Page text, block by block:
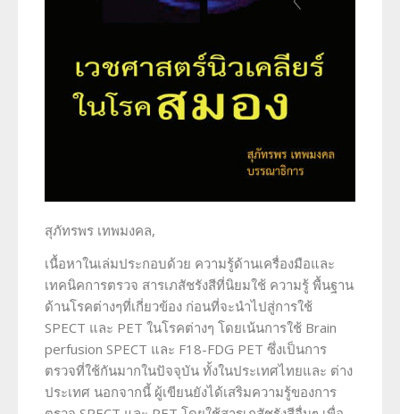
สุภัทรพร เทพมงคล,
เนื้อหาในเล่มประกอบด้วย ความรู้ด้านเครื่องมือและ
เทคนิคการตรวจ สารเภสัชรังสีที่นิยมใช้ ความรู้ พื้นฐาน
ด้านโรคต่างๆที่เกี่ยวข้อง ก่อนที่จะนำไปสู่การใช้
SPECT และ PET ในโรคต่างๆ โดยเน้นการใช้ Brain
perfusion SPECT และ F18-FDG PET ซึ่งเป็นการ
ตรวจที่ใช้กันมากในปัจจุบัน ทั้งในประเทศไทยและ ต่าง
ประเทศ นอกจากนี้ ผู้เขียนยังได้เสริมความรู้ของการ